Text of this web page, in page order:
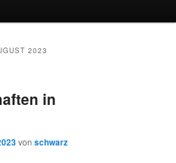
2023
in
vonschwarz